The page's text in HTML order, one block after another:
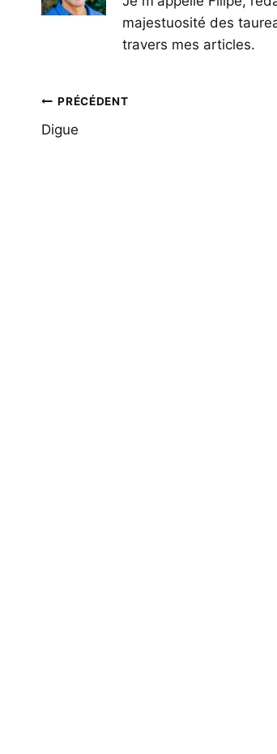
majestuosité des
travers mes articles.
Navigation
de
PRÉCÉDENT
Digue